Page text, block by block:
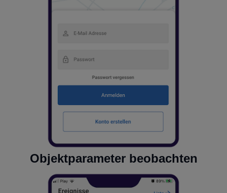
Objektparameter beobachten